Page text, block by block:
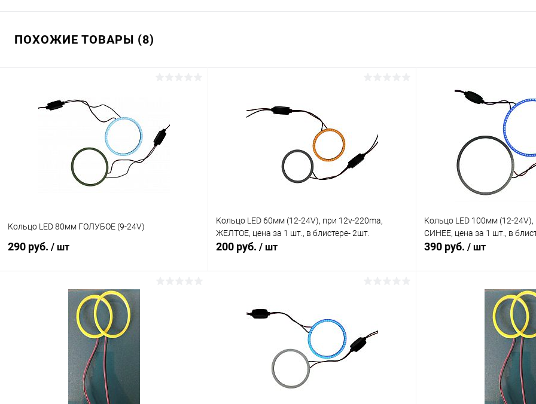
ПОХОЖИЕ ТОВАРЫ (8)
Кольцо LED 80мм ГОЛУБОЕ (9-24V)
290 руб. / шт
В корзину
Кольцо LED 60мм (12-24V), при 12v-220ma,
ЖЕЛТОЕ, цена за 1 шт., в блистере- 2шт.
200 руб. / шт
В наличии (179)
Кольцо LED 100мм (12-
СИНЕЕ, цена за 1 шт., в
390 руб. / шт
В